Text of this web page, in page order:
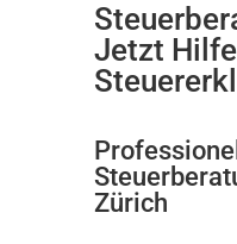
Jetzt
Zürich